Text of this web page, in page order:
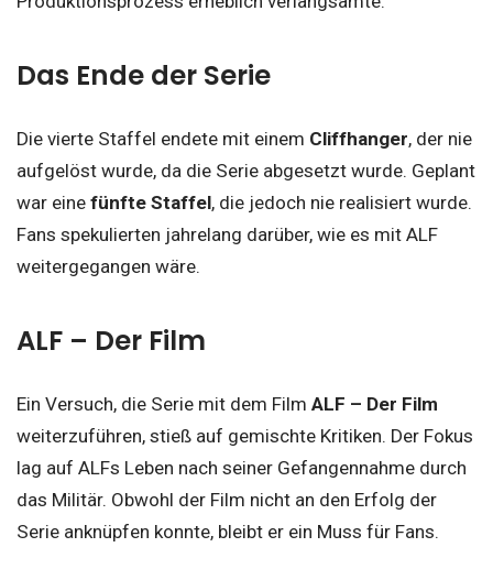
Das Ende der Serie
Die vierte Staffel endete mit einem Cliffhanger, der nie
aufgelöst wurde, da die Serie abgesetzt wurde. Geplant
war eine fünfte Staffel, die jedoch nie realisiert wurde.
Fans spekulierten jahrelang darüber, wie es mit ALF
weitergegangen wäre.
ALF – Der Film
Ein Versuch, die Serie mit dem Film ALF – Der Film
weiterzuführen, stieß auf gemischte Kritiken. Der Fokus
lag auf ALFs Leben nach seiner Gefangennahme durch
das Militär. Obwohl der Film nicht an den Erfolg der
Serie anknüpfen konnte, bleibt er ein Muss für Fans.